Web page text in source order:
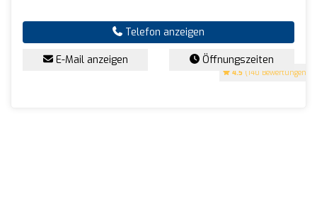
4.5 (140 Bewertungen)
Telefon anzeigen
E-Mail anzeigen Öffnungszeiten